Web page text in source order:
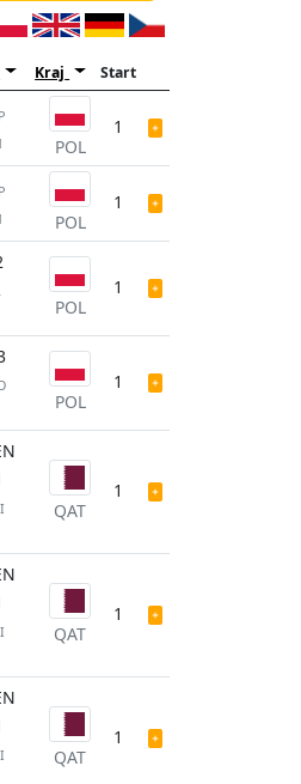
Kraj Start
POL
1
POL
1
POL
1
POL
1
QAT
1
QAT
1
QAT
1